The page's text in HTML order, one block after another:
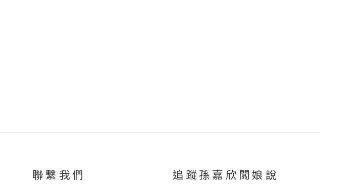
聯繫我們 追蹤孫嘉欣闆娘說